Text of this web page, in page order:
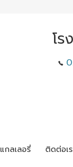
โ
แกลเลอรี่ ติดต่อเ